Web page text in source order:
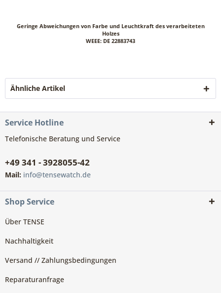
Geringe Abweichungen von Farbe und Leuchtkraft des verarbeiteten
Holzes
WEEE: DE 22883743
Ähnliche Artikel
Service Hotline
Telefonische Beratung und Service
+49 341 - 3928055-42
Mail: info@tensewatch.de
Shop Service
Über TENSE
Nachhaltigkeit
Versand // Zahlungsbedingungen
Reparaturanfrage